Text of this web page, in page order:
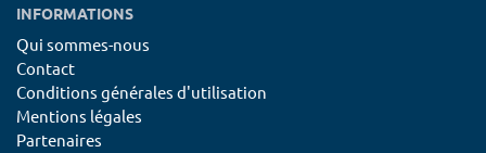
INFORMATIONS
Qui sommes-nous
Contact
Conditions générales d'utilisation
Mentions légales
Partenaires